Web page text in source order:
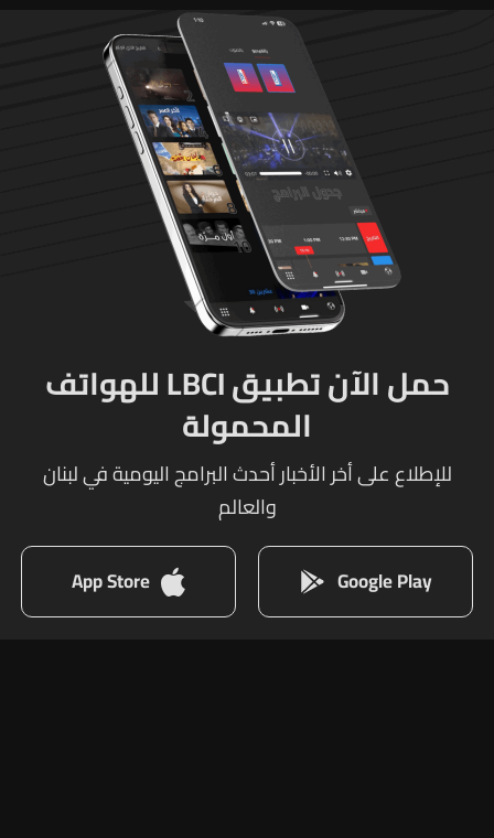
حمل الآن تطبيق LBCI للهواتف
المحمولة
للإطلاع على أخر الأخبار أحدث البرامج اليومية في لبنان
والعالم
Google Play
App Store